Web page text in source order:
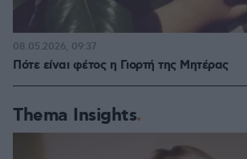
Πότε είναι φέτος η Γιορτή της Μητέρας
08.05.2026, 09:37
Thema Insights